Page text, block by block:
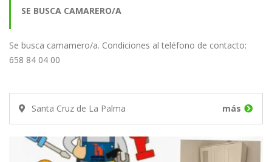
SE BUSCA CAMARERO/A
Se busca camamero/a. Condiciones al teléfono de contacto:
658 84 04 00
Santa Cruz de La Palma más